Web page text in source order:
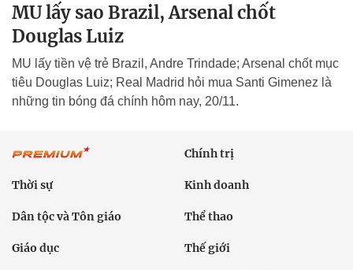
MU lấy sao Brazil, Arsenal chốt
Douglas Luiz
MU lấy tiền vệ trẻ Brazil, Andre Trindade; Arsenal chốt mục
tiêu Douglas Luiz; Real Madrid hỏi mua Santi Gimenez là
những tin bóng đá chính hôm nay, 20/11.
Chính trị
Thời sự Kinh doanh
Dân tộc và Tôn giáo Thể thao
Giáo dục Thế giới